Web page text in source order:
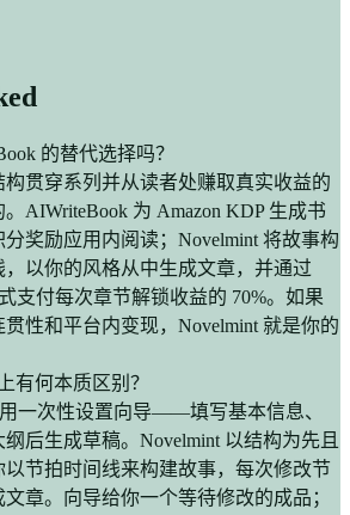
的替代选择吗？
构贯穿系列并从读者处赚取真实收益的
AIWriteBook 为 Amazon KDP 生成书
奖励应用内阅读；Novelmint 将故事构
，以你的风格从中生成文章，并通过
支付每次章节解锁收益的 70%。如果
性和平台内变现，Novelmint 就是你的
有何本质区别？
一次性设置向导——填写基本信息、
后生成草稿。Novelmint 以结构为先且
节拍时间线来构建故事，每次修改节
章。向导给你一个等待修改的成品；